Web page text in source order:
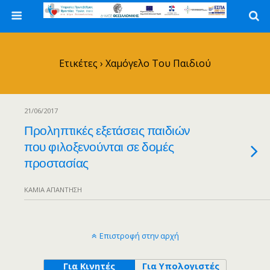
Ετικέτες › Χαμόγελο Του Παιδιού
21/06/2017
Προληπτικές εξετάσεις παιδιών
που φιλοξενούνται σε δομές
προστασίας
ΚΑΜΊΑ ΑΠΆΝΤΗΣΗ
Επιστροφή στην αρχή
Για Κινητές Για Υπολογιστές